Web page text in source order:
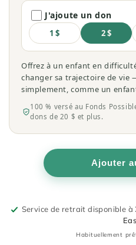
séchée
en
vrac
J'ajoute un don
1 $ 2 $
Offrez à un enfant en
changer sa trajectoire de vie
simplement, comme un
100 % versé au Fonds
dons de 20 $ et plus.
Ajouter
Service de retrait disponible à
Habituellement